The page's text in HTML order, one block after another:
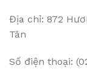
Địa chỉ: 872
Tân
Số điện thoại: